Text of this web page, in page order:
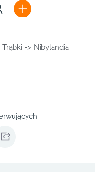
Trąbki -> Nibylandia